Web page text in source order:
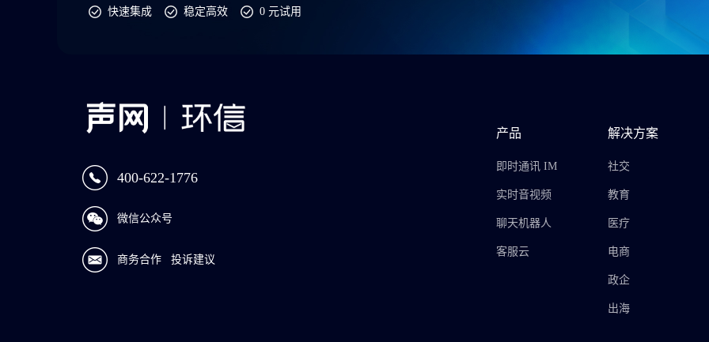
快速集成 稳定高效 0 元试用
400-622-1776
微信公众号
商务合作 投诉建议
产品
即时通讯 IM
实时音视频
聊天机器人
客服云
解决方案
社交
教育
医疗
电商
政企
出海